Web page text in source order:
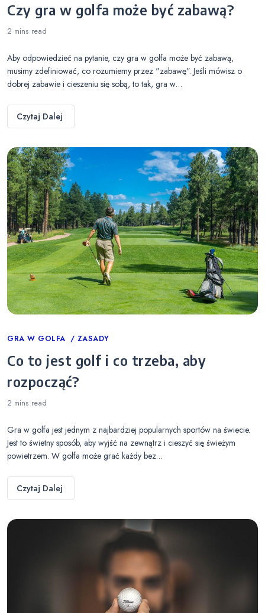
Czy gra w golfa może być zabawą?
2 mins read
Aby odpowiedzieć na pytanie, czy gra w golfa może być zabawą,
musimy zdefiniować, co rozumiemy przez "zabawę". Jeśli mówisz o
dobrej zabawie i cieszeniu się sobą, to tak, gra w…
Czytaj Dalej
Categories
GRA W GOLFA ZASADY
Co to jest golf i co trzeba, aby
rozpocząć?
2 mins read
Gra w golfa jest jednym z najbardziej popularnych sportów na świecie.
Jest to świetny sposób, aby wyjść na zewnątrz i cieszyć się świeżym
powietrzem. W golfa może grać każdy bez…
Czytaj Dalej